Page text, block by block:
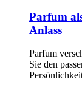
Parfum
Anlass
Parfum
Sie den